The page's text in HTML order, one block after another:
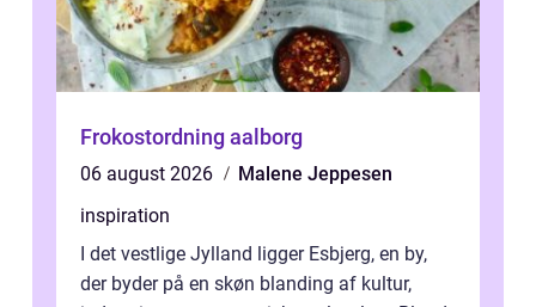
Frokostordning aalborg
06 august 2026
Malene Jeppesen
inspiration
I det vestlige Jylland ligger Esbjerg, en by,
der byder på en skøn blanding af kultur,